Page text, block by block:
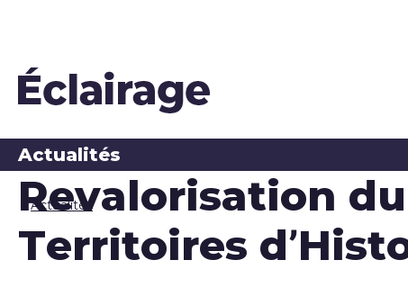
Actualités
Actualités
Revalorisation
Territoires